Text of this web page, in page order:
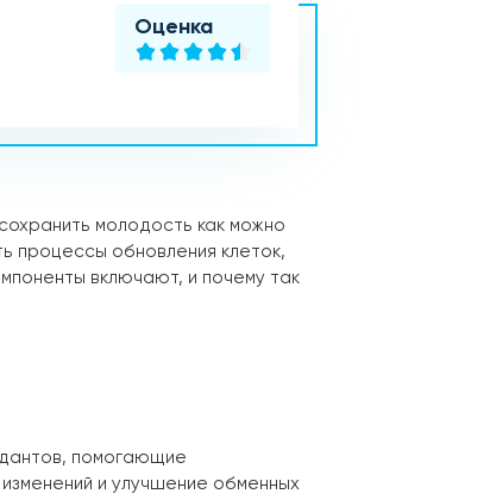
Оценка
молодость как можно
процессы обновления клеток,
включают, и почему так
помогающие
и улучшение обменных